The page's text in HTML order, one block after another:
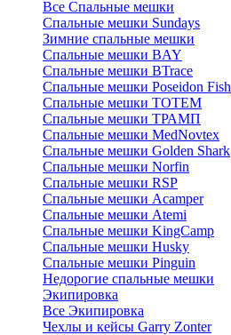
Все Спальные мешки
Спальные мешки Sundays
Зимние спальные мешки
Спальные мешки BAY
Спальные мешки BTrace
Спальные мешки Poseidon Fish
Спальные мешки ТОТЕМ
Спальные мешки ТРАМП
Cпальные мешки MedNovtex
Спальные мешки Golden Shark
Спальные мешки Norfin
Спальные мешки RSP
Спальные мешки Acamper
Спальные мешки Atemi
Спальные мешки KingCamp
Спальные мешки Husky
Спальные мешки Pinguin
Недорогие спальные мешки
Экипировка
Все Экипировка
Чехлы и кейсы Garry Zonter